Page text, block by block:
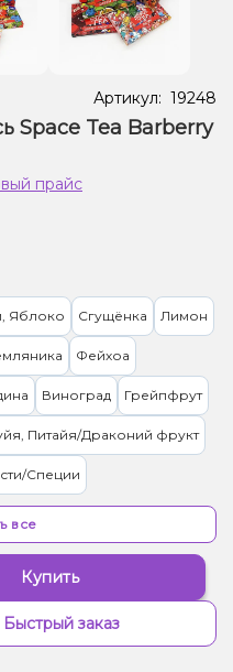
Артикул: 19248
Space Tea Barberry
прайс
Яблоко Сгущёнка Лимон
Фейхоа
Виноград Грейпфрут
Питайя/Драконий фрукт
Специи
Сливки/Крем
все
Купить
Быстрый заказ